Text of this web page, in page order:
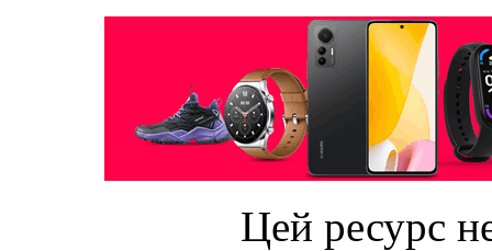
Цей ресурс